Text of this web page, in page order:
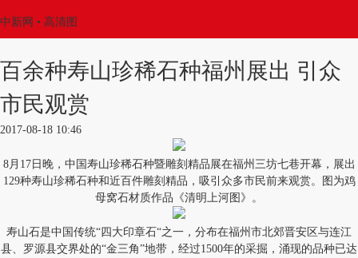
中新网 • 高清图
百余种寿山珍稀石种福州展出 引众
市民观赏
2017-08-18 10:46
8月17日晚，中国寿山珍稀石种暨雕刻精品展在福州三坊七巷开幕，展出
129种寿山珍稀石种和近百件雕刻精品，吸引众多市民前来观赏。图为鸡
母窝石材质作品《清明上河图》。
寿山石是中国传统“四大印章石“之一，分布在福州市北郊晋安区与连江
县、罗源县交界处的“金三角”地带，经过1500年的采掘，涌现的品种已达